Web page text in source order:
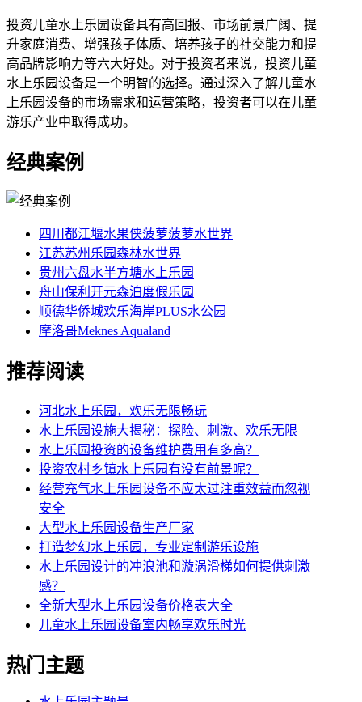
投资儿童水上乐园设备具有高回报、市场前景广阔、提
升家庭消费、增强孩子体质、培养孩子的社交能力和提
高品牌影响力等六大好处。对于投资者来说，投资儿童
水上乐园设备是一个明智的选择。通过深入了解儿童水
上乐园设备的市场需求和运营策略，投资者可以在儿童
游乐产业中取得成功。
经典案例
四川都江堰水果侠菠萝菠萝水世界
江苏苏州乐园森林水世界
贵州六盘水半方塘水上乐园
舟山保利开元森泊度假乐园
顺德华侨城欢乐海岸PLUS水公园
摩洛哥Meknes Aqualand
推荐阅读
河北水上乐园，欢乐无限畅玩
水上乐园设施大揭秘：探险、刺激、欢乐无限
水上乐园投资的设备维护费用有多高？
投资农村乡镇水上乐园有没有前景呢？
经营充气水上乐园设备不应太过注重效益而忽视
安全
大型水上乐园设备生产厂家
打造梦幻水上乐园，专业定制游乐设施
水上乐园设计的冲浪池和漩涡滑梯如何提供刺激
感？
全新大型水上乐园设备价格表大全
儿童水上乐园设备室内畅享欢乐时光
热门主题